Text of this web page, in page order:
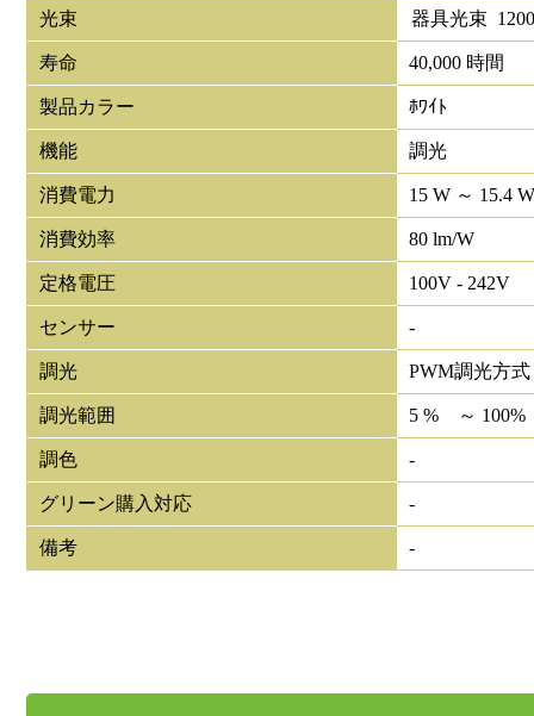
光束 器具光束
寿命 40,000 時間
製品カラー ﾎﾜｲﾄ
機能 調光
消費電力 15 W ～ 15.4
消費効率 80 lm/W
定格電圧 100V - 242V
センサー -
調光 PWM調光方式
調光範囲 5 % ～ 100%
調色 -
グリーン購入対応 -
備考 -